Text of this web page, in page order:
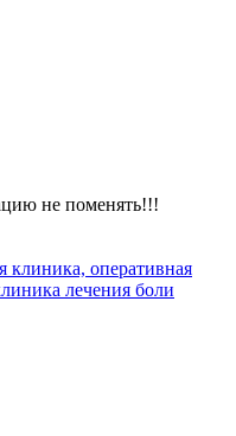
не поменять!!!
клиника, оперативная
лечения боли